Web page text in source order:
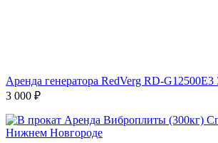
Аренда генератора RedVerg RD-G12500E3
3 000 ₽